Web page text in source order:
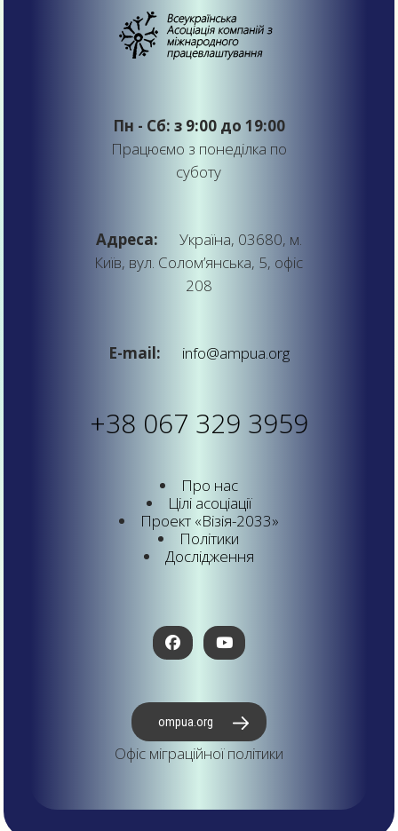
Пн - Сб: з 9:00 до 19:00
Працюємо з понеділка по
суботу
Адреса:
Україна, 03680, м.
Київ, вул. Солом’янська, 5, офіс
208
E-mail: info@ampua.org
+38 067 329 3959
Про нас
Цілі асоціації
Проект «Візія-2033»
Політики
Дослідження
ompua.org
Офіс міграційної політики